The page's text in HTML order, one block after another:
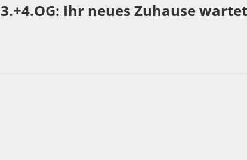
Ihr neues Zuhause